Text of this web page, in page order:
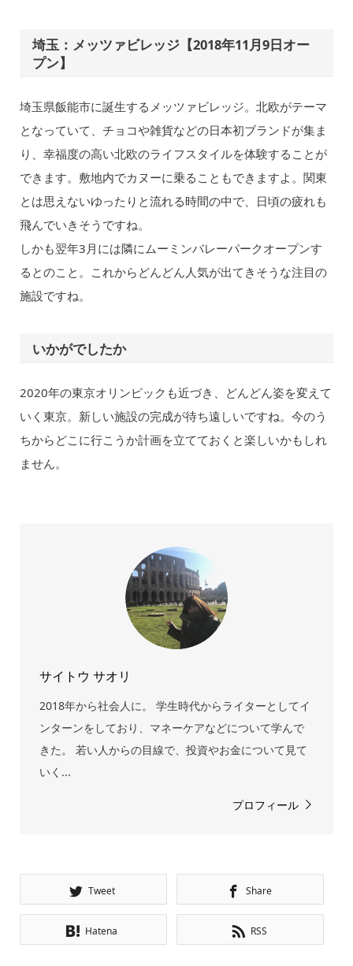
埼玉：メッツァビレッジ【2018年11月9日オー
プン】
埼玉県飯能市に誕生するメッツァビレッジ。北欧がテーマ
となっていて、チョコや雑貨などの日本初ブランドが集ま
り、幸福度の高い北欧のライフスタイルを体験することが
できます。敷地内でカヌーに乗ることもできますよ。関東
とは思えないゆったりと流れる時間の中で、日頃の疲れも
飛んでいきそうですね。
しかも翌年3月には隣にムーミンバレーパークオープンす
るとのこと。これからどんどん人気が出てきそうな注目の
施設ですね。
いかがでしたか
2020年の東京オリンピックも近づき、どんどん姿を変えて
いく東京。新しい施設の完成が待ち遠しいですね。今のう
ちからどこに行こうか計画を立てておくと楽しいかもしれ
ません。
サイトウ サオリ
2018年から社会人に。 学生時代からライターとしてイ
ンターンをしており、マネーケアなどについて学んで
きた。 若い人からの目線で、投資やお金について見て
いく...
プロフィール
Tweet Share
Hatena RSS